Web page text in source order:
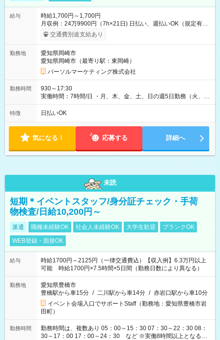
給与
時給1,700円～1,700円
月収例：24万9900円（7h×21日) 日払い、週払いOK（規定有
り） 【試用期間】試用期間なし
交通費別途支給あり
勤務地
愛知県岡崎市
愛知県岡崎市（最寄り駅：東岡崎）
パーソルマーケティング株式会社
勤務時間
930～17:30
実働時間：7時間/日 ・月、木、金、土、日の週5日勤務（火、水
は固定休です／夏季、年末年始等、長期休暇有り！） ・ワンシ
フト！ 残業ほぼナシ（0～5h/月）
特徴 日払いOK
気になる！ 応募する 詳細へ
未読
短期＊イベントスタッフ/身分証チェック・手荷
物検査/日給10,200円～
派遣 職種未経験OK 社会人未経験OK 大学生歓迎
ブランクOK
WEB登録・面接OK
給与
時給1700円～2125円（一律交通費込）【収入例】6.3万円以上
可能 時給1700円×7.5時間×5日間（勤務日数により異なる）
勤務地
愛知県豊橋市
豊橋駅から車15分 / 二川駅から車14分 / 赤岩口駅から車10分
イベント会場入口でサポートStaff（勤務地：愛知県豊橋市岩
田町）
勤務時間
勤務時間は、複数あり 05：00～15：30 07：30～22：30 08：
30～17：00 17：00～24：30 など ※実働8時間以上となる勤